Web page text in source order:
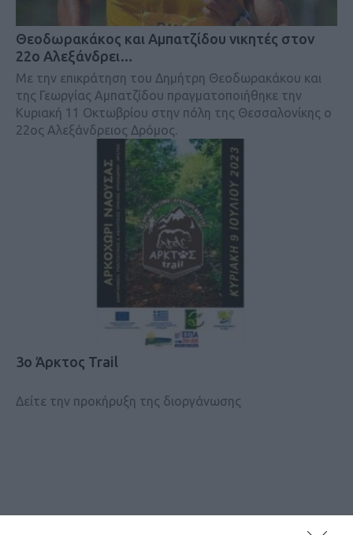
Θεοδωρακάκος και Αμπατζίδου νικητές στον
22ο Αλεξάνδρει…
Με την επικράτηση του Δημήτρη Θεοδωρακάκου και
της Γεωργίας Αμπατζίδου πραγματοποιήθηκε την
Κυριακή 11 Οκτωβρίου στην πόλη της Θεσσαλονίκης ο
22ος Αλεξάνδρειος Δρόμος.
3ο Άρκτος Trail
Δείτε την προκήρυξη της διοργάνωσης